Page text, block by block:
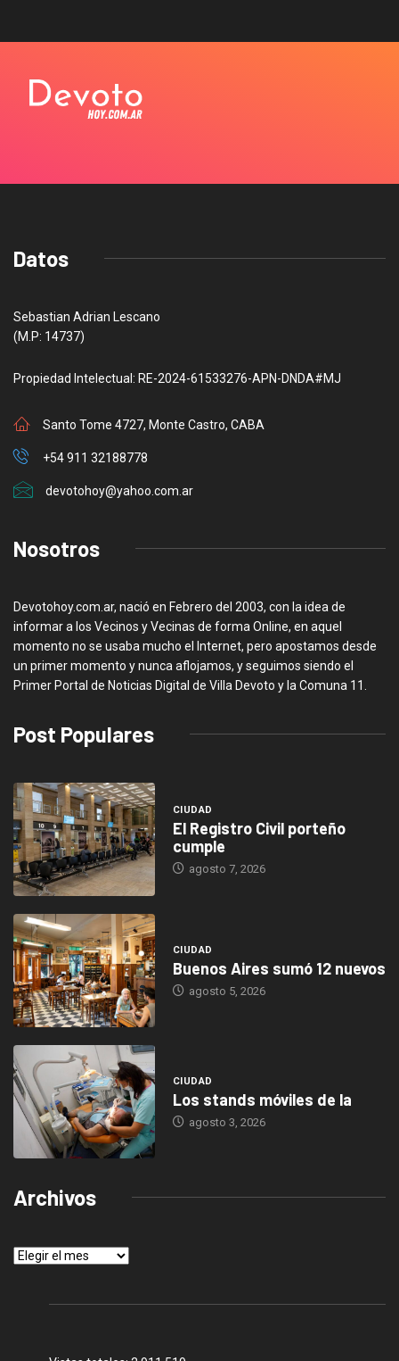
Datos
Sebastian Adrian Lescano
(M.P: 14737)
Propiedad Intelectual: RE-2024-61533276-APN-DNDA#MJ
Santo Tome 4727, Monte Castro, CABA
+54 911 32188778
devotohoy@yahoo.com.ar
Nosotros
Devotohoy.com.ar, nació en Febrero del 2003, con la idea de
informar a los Vecinos y Vecinas de forma Online, en aquel
momento no se usaba mucho el Internet, pero apostamos desde
un primer momento y nunca aflojamos, y seguimos siendo el
Primer Portal de Noticias Digital de Villa Devoto y la Comuna 11.
Post Populares
CIUDAD
El Registro Civil porteño
cumple
agosto 7, 2026
CIUDAD
Buenos Aires sumó 12 nuevos
agosto 5, 2026
CIUDAD
Los stands móviles de la
agosto 3, 2026
Archivos
Archivos